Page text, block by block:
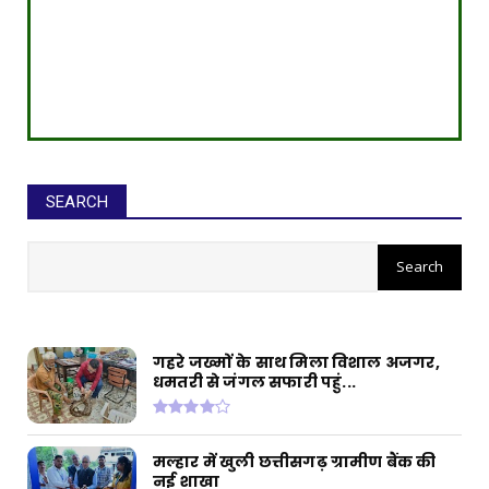
SEARCH
सीईओ ने घोटाले कर बनाई करोड़ों की
गहरे जख्मों के साथ मिला विशाल अजगर,
धमतरी से जंगल सफारी पहुं...
मल्हार में खुली छत्तीसगढ़ ग्रामीण बैंक की
नई शाखा